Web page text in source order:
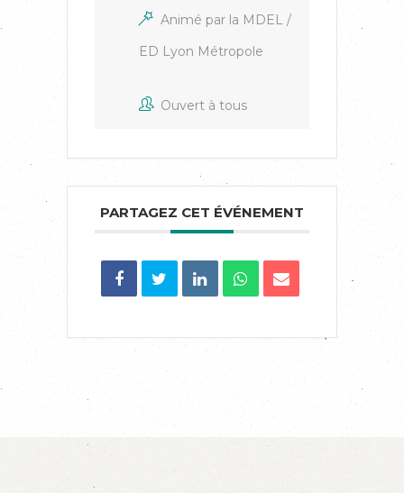
Animé par la MDEL /
ED Lyon Métropole
Ouvert à tous
PARTAGEZ CET ÉVÉNEMENT